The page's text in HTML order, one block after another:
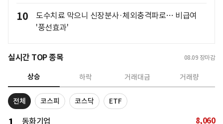
10
도수치료 막으니 신장분사·체외충격파로… 비급여
'풍선효과'
실시간 TOP 종목 08.09 장마감
상승 하락 거래대금 거래량
전체 코스피 코스닥 ETF
동화기업 8,060